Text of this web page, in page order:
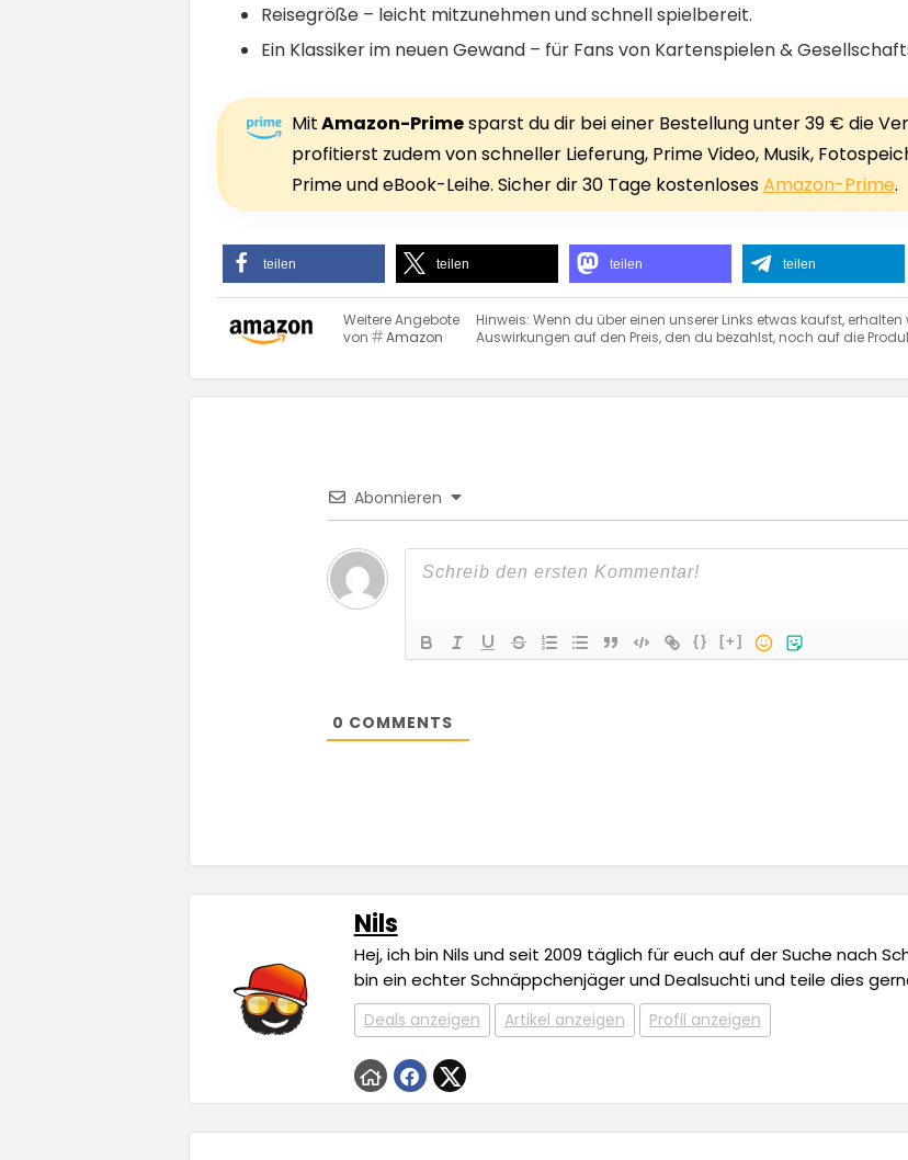
Reisegröße – leicht mitzunehmen und schnell spielbereit.
Ein Klassiker im neuen Gewand – für Fans von Kartenspielen &
MitAmazon-Primesparst du dir bei einer Bestellung unter 39 € die
profitierst zudem von schneller Lieferung, Prime Video, Musik,
Prime und eBook-Leihe. Sicher dir 30 Tage kostenlosesAmazon-Prime.
teilen teilen teilen teilen
Weitere Angebote
von
Amazon
Hinweis: Wenn du über einen unserer Links etwas kaufst,
Auswirkungen auf den Preis, den du bezahlst, noch auf die
Abonnieren
{} [+]
0 COMMENTS
Nils
Hej, ich bin Nils und seit 2009 täglich für euch auf der Suche nach
bin ein echter Schnäppchenjäger und Dealsuchti und teile dies
Deals anzeigen Artikel anzeigen Profil anzeigen